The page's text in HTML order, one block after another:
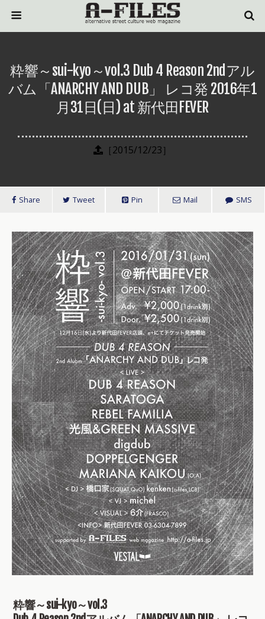
粋響～sui-kyo～vol.3 Dub 4 Reason 2ndアル
バム「ANARCHY AND DUB」 レコ発 2016年1
月31日(日) at 新代田FEVER
［2015/12/23］
Share Tweet Pin Mail SMS
粋響～sui-kyo～vol.3